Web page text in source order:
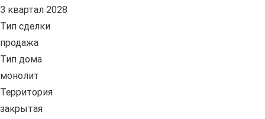
3 квартал 2028
Тип сделки
продажа
Тип дома
монолит
Территория
закрытая